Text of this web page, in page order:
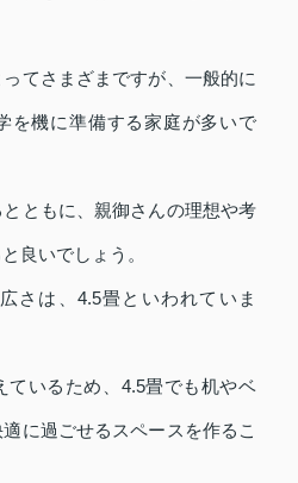
てさまざまですが、一般的に
を機に準備する家庭が多いで
ともに、親御さんの理想や考
良いでしょう。
さは、4.5畳といわれていま
ているため、4.5畳でも机やベ
に過ごせるスペースを作るこ